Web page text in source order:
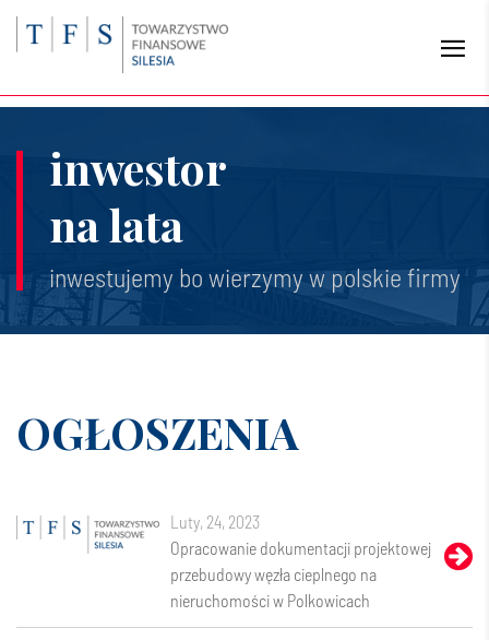
inwestor
na lata
inwestujemy bo wierzymy w polskie firmy
OGŁOSZENIA
luty, 24, 2023
Opracowanie dokumentacji projektowej
przebudowy węzła cieplnego na
nieruchomości w Polkowicach